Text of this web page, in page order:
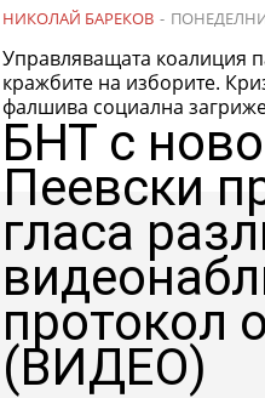
НИКОЛАЙ БАРЕКОВ -
Управляващата коалиция
кражбите на изборите.
фалшива социална
БНТ с
Пеевски
гласа
протокол
(ВИДЕО)